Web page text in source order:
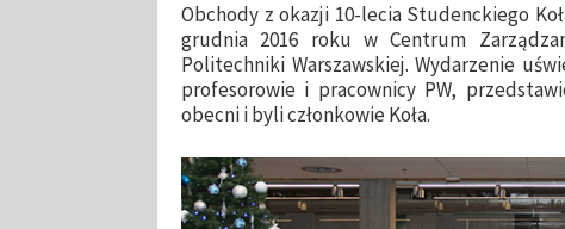
Obchody z okazji 10-lecia Studenckiego
grudnia 2016 roku w Centrum
Politechniki Warszawskiej. Wydarzenie
profesorowie i pracownicy PW,
obecni i byli członkowie Koła.